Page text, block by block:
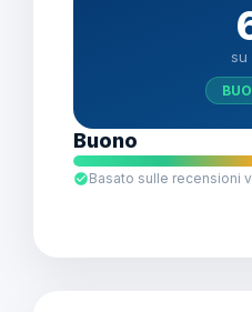
su
Buono
Basato sulle recensioni